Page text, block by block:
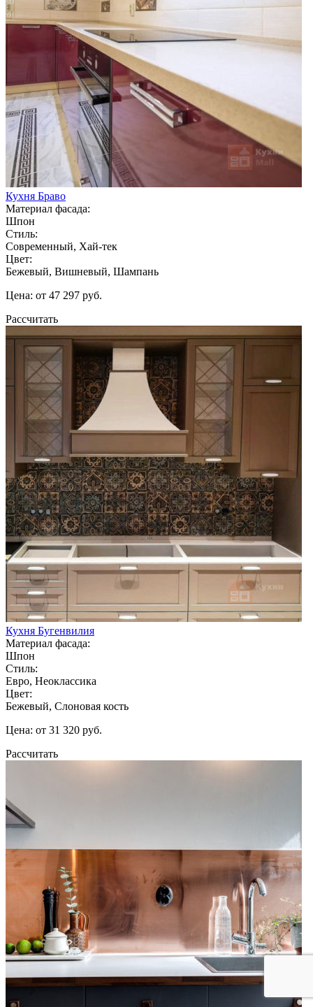
Кухня Браво
Материал фасада:
Шпон
Стиль:
Современный, Хай-тек
Цвет:
Бежевый, Вишневый, Шампань
Цена: от 47 297 руб.
Рассчитать
Кухня Бугенвилия
Материал фасада:
Шпон
Стиль:
Евро, Неоклассика
Цвет:
Бежевый, Слоновая кость
Цена: от 31 320 руб.
Рассчитать